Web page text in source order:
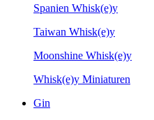
Spanien Whisk(e)y
Taiwan Whisk(e)y
Moonshine Whisk(e)y
Whisk(e)y Miniaturen
Gin